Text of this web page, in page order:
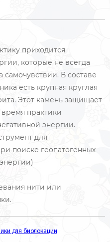
приходится
которые не всегда
самочувствии. В составе
есть крупная круглая
Этот камень защищает
практики
энергии.
для
поиске геопатогенных
нити или
для биолокации